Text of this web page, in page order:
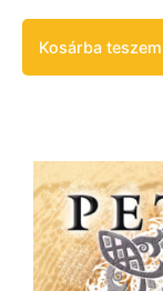
Kosárba teszem